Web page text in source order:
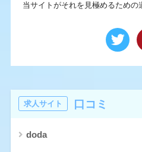
当サイトがそれを見極めるための
求人サイト 口コミ
doda